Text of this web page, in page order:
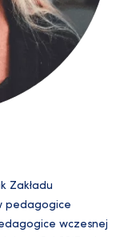
Zakładu
pedagogice
wczesnej